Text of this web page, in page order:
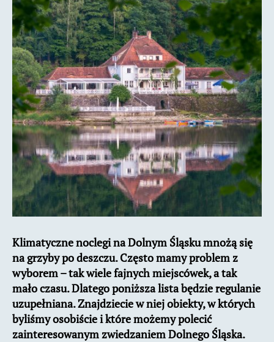
Klimatyczne noclegi na Dolnym Śląsku mnożą się
na grzyby po deszczu. Często mamy problem z
wyborem – tak wiele fajnych miejscówek, a tak
mało czasu. Dlatego poniższa lista będzie regulanie
uzupełniana. Znajdziecie w niej obiekty, w których
byliśmy osobiście i które możemy polecić
zainteresowanym zwiedzaniem Dolnego Śląska.